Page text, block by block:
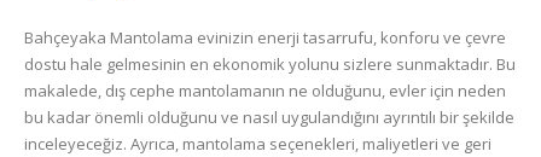
Bahçeyaka Mantolama evinizin enerji tasarrufu, konforu ve çevre
dostu hale gelmesinin en ekonomik yolunu sizlere sunmaktadır. Bu
makalede, dış cephe mantolamanın ne olduğunu, evler için neden
bu kadar önemli olduğunu ve nasıl uygulandığını ayrıntılı bir şekilde
inceleyeceğiz. Ayrıca, mantolama seçenekleri, maliyetleri ve geri